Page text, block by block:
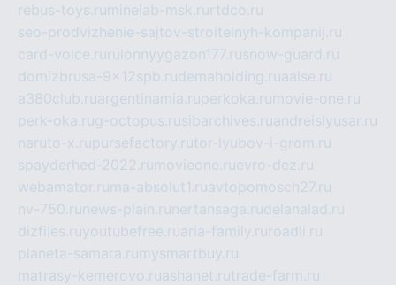
rebus-toys.ru minelab-msk.ru rtdco.ru
seo-prodvizhenie-sajtov-stroitelnyh-kompanij.ru
card-voice.ru rulonnyygazon177.rusnow-guard.ru
domizbrusa-9x12spb.rudemaholding.ruaalse.ru
a380club.ruargentinamia.ruperkoka.ru movie-one.ru
perk-oka.rug-octopus.rusibarchives.ruandreislyusar.ru
naruto-x.rupursefactory.rutor-lyubov-i-grom.ru
spayderhed-2022.ru movieone.ruevro-dez.ru
webamator.ru ma-absolut1.ruavtopomosch27.ru
nv-750.ru news-plain.ru nertansaga.rudelanalad.ru
dizfiles.ruyoutubefree.ruaria-family.ru roadli.ru
planeta-samara.ru mysmartbuy.ru
matrasy-kemerovo.ruashanet.rutrade-farm.ru